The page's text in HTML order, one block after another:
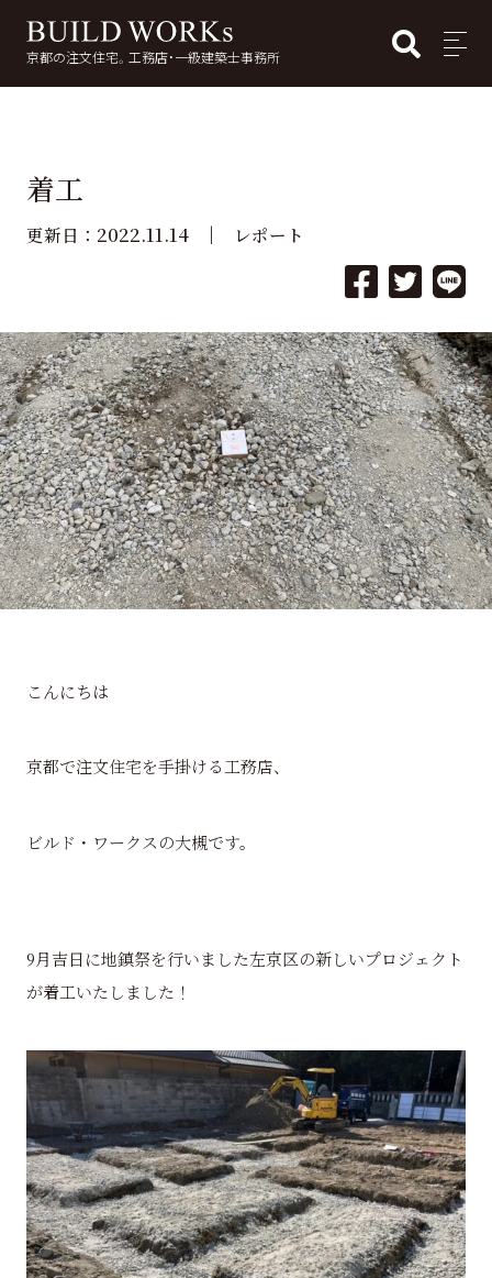
京都の注文住宅。工務店・一級建築士事務所 MENU
着工
更新日： 2022.11.14 レポート
こんにちは
京都で注文住宅を手掛ける工務店、
ビルド・ワークスの大槻です。
9月吉日に地鎮祭を行いました左京区の新しいプロジェクト
が着工いたしました！